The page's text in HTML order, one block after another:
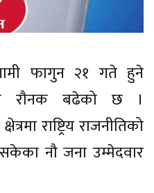
फागुन २१ गते हुने
रौनक बढेको छ ।
राष्ट्रिय राजनीतिको
नौ जना उम्मेदवार